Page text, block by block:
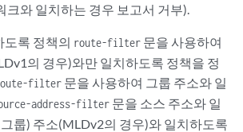
크와 일치하는 경우 보고서 거부).
도록 정책의 route-filter 문을 사용하여
의 경우)와만 일치하도록 정책을 정
filter 문을 사용하여 그룹 주소와 일
address-filter 문을 소스 주소와 일
룹) 주소(MLDv2의 경우)와 일치하도록